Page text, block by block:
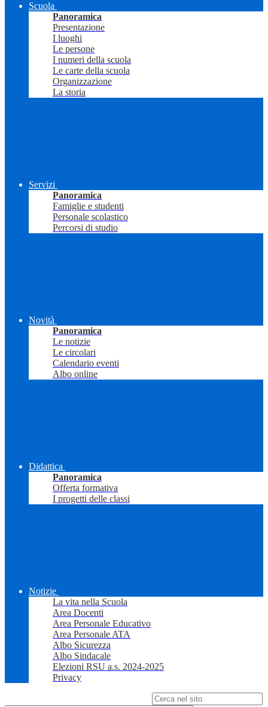
Scuola
Panoramica
Presentazione
I luoghi
Le persone
I numeri della scuola
Le carte della scuola
Organizzazione
La storia
Servizi
Panoramica
Famiglie e studenti
Personale scolastico
Percorsi di studio
Novità
Panoramica
Le notizie
Le circolari
Calendario eventi
Albo online
Didattica
Panoramica
Offerta formativa
I progetti delle classi
Notizie
La vita nella Scuola
Area Docenti
Area Personale Educativo
Area Personale ATA
Albo Sicurezza
Albo Sindacale
Elezioni RSU a.s. 2024-2025
Privacy